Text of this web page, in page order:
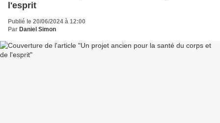
l'esprit
Publié le 20/06/2024 à 12:00
Par Daniel Simon